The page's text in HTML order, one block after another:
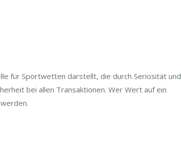
für Sportwetten darstellt, die durch Seriosität und
bei allen Transaktionen. Wer Wert auf ein